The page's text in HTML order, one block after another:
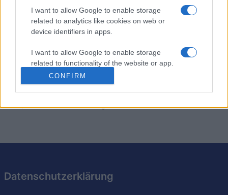
I want to allow Google to enable storage
related to analytics like cookies on web or
device identifiers in apps.
I want to allow Google to enable storage
related to functionality of the website or app.
I want to allow Google to enable storage
related to personalization.
CONFIRM
wirklich knifflige kostenlose Online-Kreuzworträtsel!
Jedes Rätsel ist ein mentales Training mit Hinweisen, die
Sie zum Umdenken anregen. Du brauchst scharfsinniges
kniffligeren Hinweise zu knacken. Mit jedem gelösten
Rätsel verbesserst du deine Wortspielfähigkeiten und
erlebst Erfolgserlebnisse, selbst bei den schwierigsten
Aufgaben. Es ist das perfekte Spiel für Kreuzworträtsel-
Fans, die Herausforderungen lieben. Viel Glück!
Datenschutzerklärung